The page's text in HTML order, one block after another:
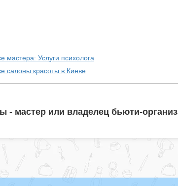
мастера: Услуги психолога
салоны красоты в Киеве
- мастер или владелец бьюти-